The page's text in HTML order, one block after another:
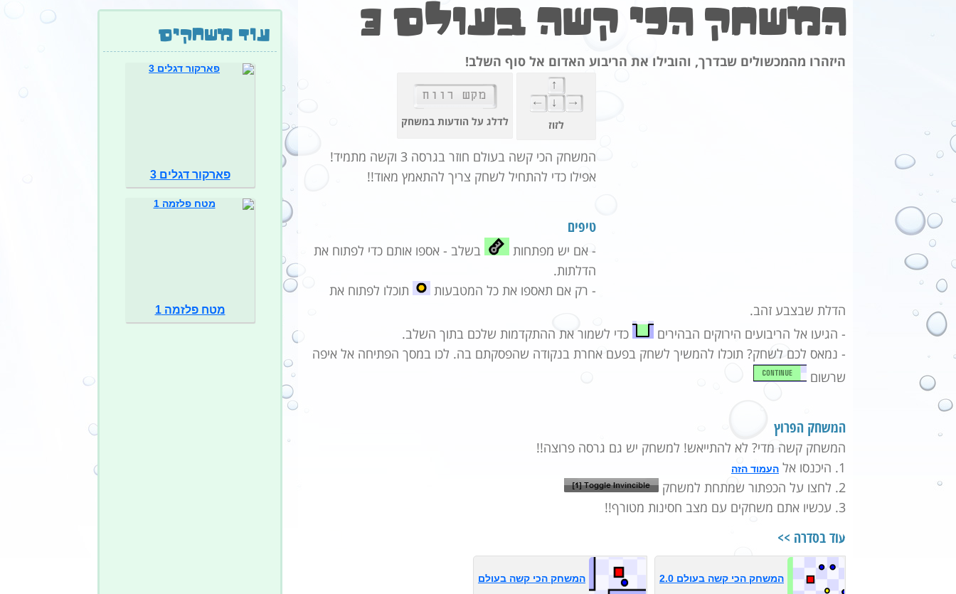
המשחק הכי קשה בעולם 3
היזהרו מהמכשולים שבדרך, והובילו את הריבוע האדום אל סוף השלב!
לזוז לדלג על הודעות במשחק
המשחק הכי קשה בעולם חוזר בגרסה 3 וקשה מתמיד!
אפילו כדי להתחיל לשחק צריך להתאמץ מאוד!!
טיפים
- אם יש מפתחות
בשלב - אספו אותם כדי לפתוח את
הדלתות.
- רק אם תאספו את כל המטבעות
תוכלו לפתוח את
הדלת שבצבע זהב.
- הגיעו אל הריבועים הירוקים הבהירים
כדי לשמור את ההתקדמות שלכם בתוך השלב.
- נמאס לכם לשחק? תוכלו להמשיך לשחק בפעם אחרת בנקודה שהפסקתם בה. לכו במסך הפתיחה אל איפה
שרשום
המשחק הפרוץ
המשחק קשה מדי? לא להתייאש! למשחק יש גם גרסה פרוצה!!
1. היכנסו אל
העמוד הזה
2. לחצו על הכפתור שמתחת למשחק
3. עכשיו אתם משחקים עם מצב חסינות מטורף!!
עוד בסדרה >>
המשחק הכי קשה בעולם 2.0 המשחק הכי קשה בעולם
עוד משחקים
פארקור דגלים 3
מטח פלזמה 1